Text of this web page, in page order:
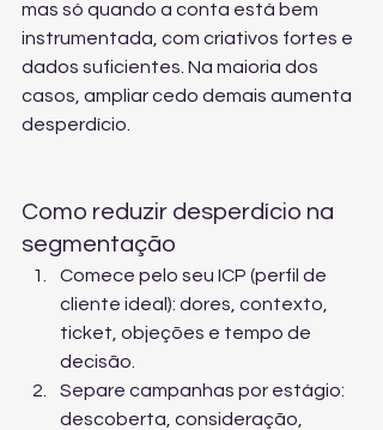
mas só quando a conta está bem
instrumentada, com criativos fortes e
dados suficientes. Na maioria dos
casos, ampliar cedo demais aumenta
desperdício.
Como reduzir desperdício na
segmentação
Comece pelo seu ICP (perfil de
cliente ideal): dores, contexto,
ticket, objeções e tempo de
decisão.
Separe campanhas por estágio:
descoberta, consideração,